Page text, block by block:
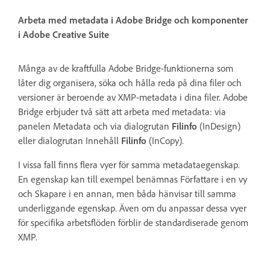
Arbeta med metadata i Adobe Bridge och komponenter
i Adobe Creative Suite
Många av de kraftfulla Adobe Bridge-funktionerna som
låter dig organisera, söka och hålla reda på dina filer och
versioner är beroende av XMP-metadata i dina filer. Adobe
Bridge erbjuder två sätt att arbeta med metadata: via
panelen Metadata och via dialogrutan Filinfo (InDesign)
eller dialogrutan Innehåll Filinfo (InCopy).
I vissa fall finns flera vyer för samma metadataegenskap.
En egenskap kan till exempel benämnas Författare i en vy
och Skapare i en annan, men båda hänvisar till samma
underliggande egenskap. Även om du anpassar dessa vyer
för specifika arbetsflöden förblir de standardiserade genom
XMP.